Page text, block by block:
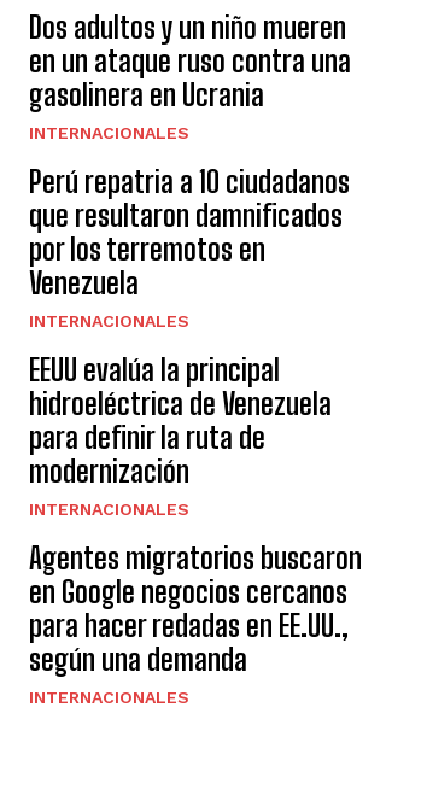
Dos adultos y un niño mueren
en un ataque ruso contra una
gasolinera en Ucrania
INTERNACIONALES
Perú repatria a 10 ciudadanos
que resultaron damnificados
por los terremotos en
Venezuela
INTERNACIONALES
EEUU evalúa la principal
hidroeléctrica de Venezuela
para definir la ruta de
modernización
INTERNACIONALES
Agentes migratorios buscaron
en Google negocios cercanos
para hacer redadas en EE.UU.,
según una demanda
INTERNACIONALES